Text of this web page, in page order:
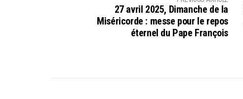
27 avril 2025, Dimanche de la
Miséricorde : messe pour le repos
éternel du Pape François